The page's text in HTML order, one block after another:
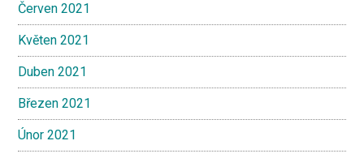
Červen 2021
Květen 2021
Duben 2021
Březen 2021
Únor 2021